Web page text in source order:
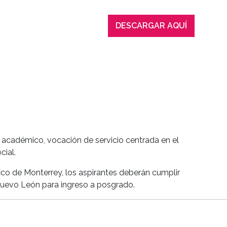
DESCARGAR AQUÍ
vocación de servicio centrada en el
de Monterrey, los aspirantes deberán cumplir
León para ingreso a posgrado.